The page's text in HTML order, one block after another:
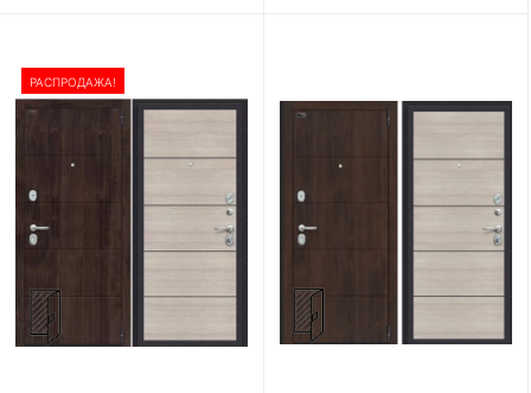
РАСПРОДАЖА!